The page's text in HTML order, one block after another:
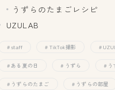
うずらのたまごレシピ
UZULAB
staff TikTok撮影
ある夏の日 うずら
うずらのたまご うずらの部屋